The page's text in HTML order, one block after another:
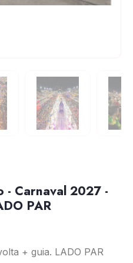
- Carnaval 2027 -
PAR
+ guia. LADO PAR